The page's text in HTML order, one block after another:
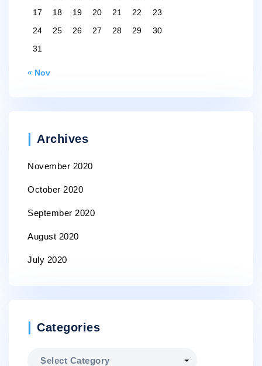
17
18 19 20 21 22
23
24
25 26 27 28 29
30
31
« Nov
Archives
November 2020
October 2020
September 2020
August 2020
July 2020
Categories